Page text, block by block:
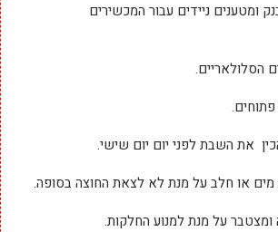
ומטענים ניידים עבור המכשירים
הסלולאריים.
את השבת לפני יום יום שישי.
מים או חלב על מנת לא לצאת החוצה בסופה.
על מנת למנוע החלקות.